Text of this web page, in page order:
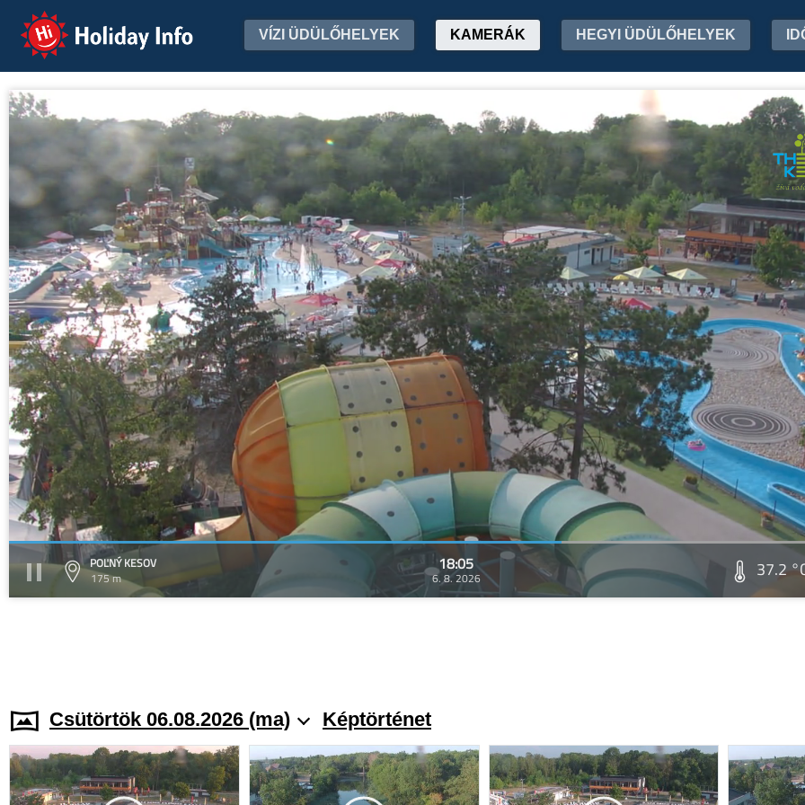
Holiday Info VÍZI ÜDÜLŐHELYEK KAMERÁK HEGYI ÜDÜLŐHELYEK
POĽNÝ KESOV
175 m
18:05
6. 8. 2026 37.2
Csütörtök 06.08.2026 (ma) Képtörténet